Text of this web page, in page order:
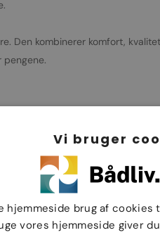
Den kombinerer komfort,
Vi bruger
hjemmeside brug af
vores hjemmeside giver